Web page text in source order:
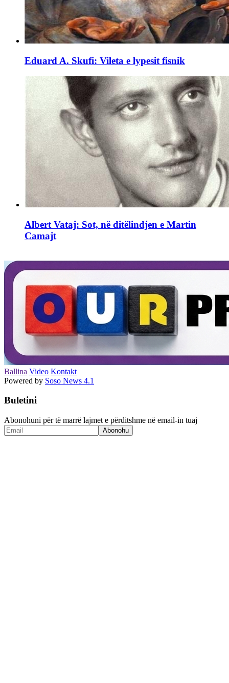
Eduard A. Skufi: Vileta e lypesit fisnik
Albert Vataj: Sot, në ditëlindjen e Martin
Camajt
Ballina Video Kontakt
Powered by Soso News 4.1
Buletini
Abonohuni për të marrë lajmet e përditshme në email-in tuaj
Abonohu